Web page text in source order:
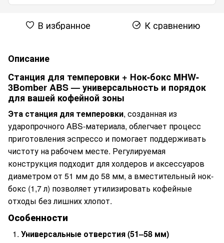
В избранное К сравнению
Описание
Станция для темперовки + Нок-бокс MHW-
3Bomber ABS — универсальность и порядок
для вашей кофейной зоны
Эта станция для темперовки, созданная из
ударопрочного ABS-материала, облегчает процесс
приготовления эспрессо и помогает поддерживать
чистоту на рабочем месте. Регулируемая
конструкция подходит для холдеров и аксессуаров
диаметром от 51 мм до 58 мм, а вместительный нок-
бокс (1,7 л) позволяет утилизировать кофейные
отходы без лишних хлопот.
Особенности
Универсальные отверстия (51–58 мм)